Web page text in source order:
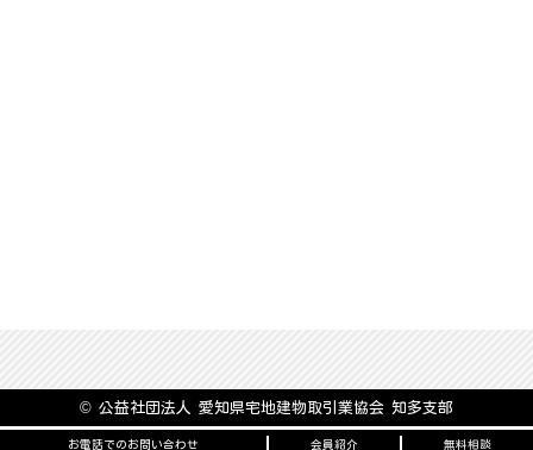
© 公益社団法人 愛知県宅地建物取引業協会 知多支部
お電話でのお問い合わせ 会員紹介 無料相談